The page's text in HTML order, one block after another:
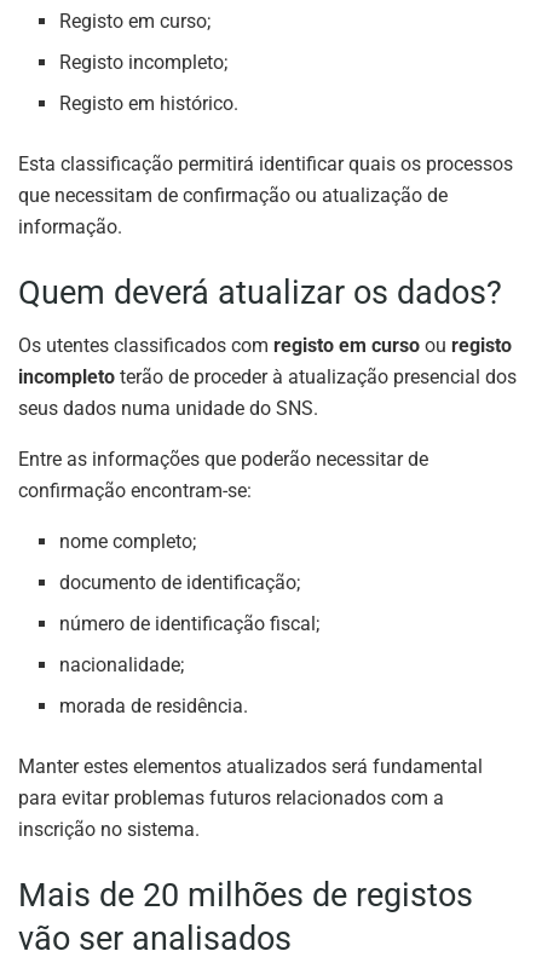
Registo em curso;
Registo incompleto;
Registo em histórico.
Esta classificação permitirá identificar quais os processos
que necessitam de confirmação ou atualização de
informação.
Quem deverá atualizar os dados?
Os utentes classificados com registo em curso ou registo
incompleto terão de proceder à atualização presencial dos
seus dados numa unidade do SNS.
Entre as informações que poderão necessitar de
confirmação encontram-se:
nome completo;
documento de identificação;
número de identificação fiscal;
nacionalidade;
morada de residência.
Manter estes elementos atualizados será fundamental
para evitar problemas futuros relacionados com a
inscrição no sistema.
Mais de 20 milhões de registos
vão ser analisados